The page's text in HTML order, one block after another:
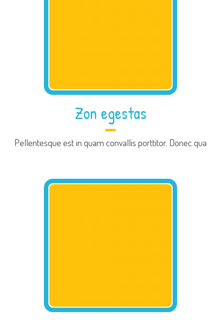
Zon egestas
Pellentesque est in quam convallis porttitor. Donec qua